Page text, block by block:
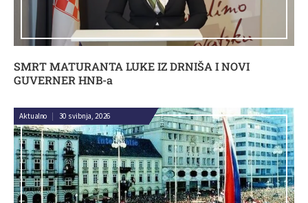
SMRT MATURANTA LUKE IZ DRNIŠA I NOVI
GUVERNER HNB-a
Aktualno | 30 svibnja, 2026